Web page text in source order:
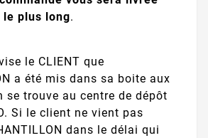
plus long.
le CLIENT que
a été mis dans sa boite aux
se trouve au centre de dépôt
Si le client ne vient pas
dans le délai qui